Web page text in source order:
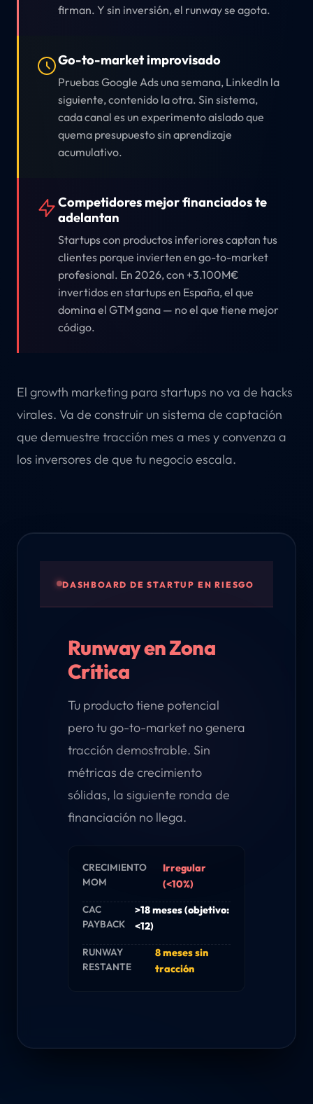
firman. Y sin inversión, el runway se agota.
Go-to-market improvisado
Pruebas Google Ads una semana, LinkedIn la
siguiente, contenido la otra. Sin sistema,
cada canal es un experimento aislado que
quema presupuesto sin aprendizaje
acumulativo.
Competidores mejor financiados te
adelantan
Startups con productos inferiores captan tus
clientes porque invierten en go-to-market
profesional. En 2026, con +3.100M€
invertidos en startups en España, el que
domina el GTM gana — no el que tiene mejor
código.
El growth marketing para startups no va de hacks
virales. Va de construir un sistema de captación
que demuestre tracción mes a mes y convenza a
los inversores de que tu negocio escala.
DASHBOARD DE STARTUP EN RIESGO
Runway en Zona
Crítica
Tu producto tiene potencial
pero tu go-to-market no genera
tracción demostrable. Sin
métricas de crecimiento
sólidas, la siguiente ronda de
financiación no llega.
CRECIMIENTO
MOM
Irregular
(<10%)
CAC
PAYBACK
>18 meses (objetivo:
<12)
RUNWAY
RESTANTE
8 meses sin
tracción